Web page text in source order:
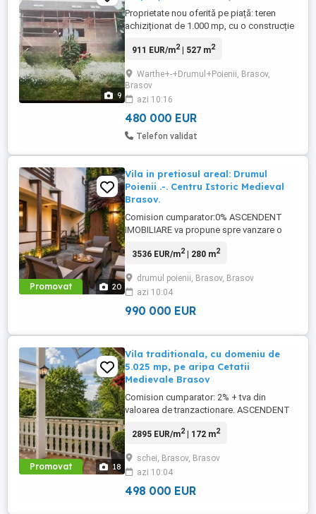
9
Proprietate nou oferită pe piață: teren
achiziționat de 1.000 mp, cu o construcție
niveluri), la 10 minute de mers pe jos de
monolit, cu zidărie de cărămidă, șarpantă
din lemn și învelitoare din țiglă. Distribuție
generoasă: ...
911 EUR/m2| 527 m2
Warthe+-+Drumul+Poienii, Brasov,
Brasov
azi 10:16
480 000 EUR
Telefon validat
Promovat 20
Vila in pretiosul areal: Drumul
Poienii .-. Centru Istoric Medieval
Brasov.
Comision cumparator:0% ASCENDENT
IMOBILIARE va propune spre vanzare o
aproape de centrul orasului, in arealul
Brasov, pozitionata intr-o zona cu un view
deosebit, liniste si aer curat. Va invitam sa
experimentati o ...
3536 EUR/m2| 280 m2
drumul poienii, Brasov, Brasov
azi 10:04
990 000 EUR
Promovat 18
Vila traditionala, cu domeniu de
5.025 mp, pe aripa Cetatii
Medievale Brasov
Comision cumparator: 2% + tva din
valoarea de tranzactionare. ASCENDENT
casa cu arhitectura particulara construita
atentia prin autenticitate si soliditate, fiind
realizata pe o structura din caramida care
ii confera ...
2895 EUR/m2| 172 m2
schei, Brasov, Brasov
azi 10:04
498 000 EUR